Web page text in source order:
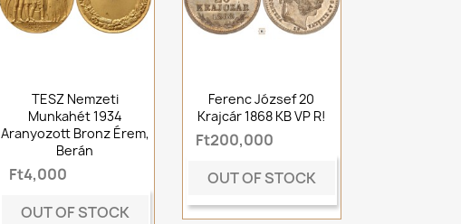
TESZ Nemzeti
Munkahét 1934
Aranyozott Bronz Érem,
Berán
Ft4,000
OUT OF STOCK
Ferenc József 20
Krajcár 1868 KB VP R!
Ft200,000
OUT OF STOCK